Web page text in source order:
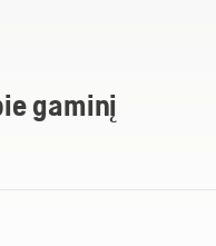
gaminį